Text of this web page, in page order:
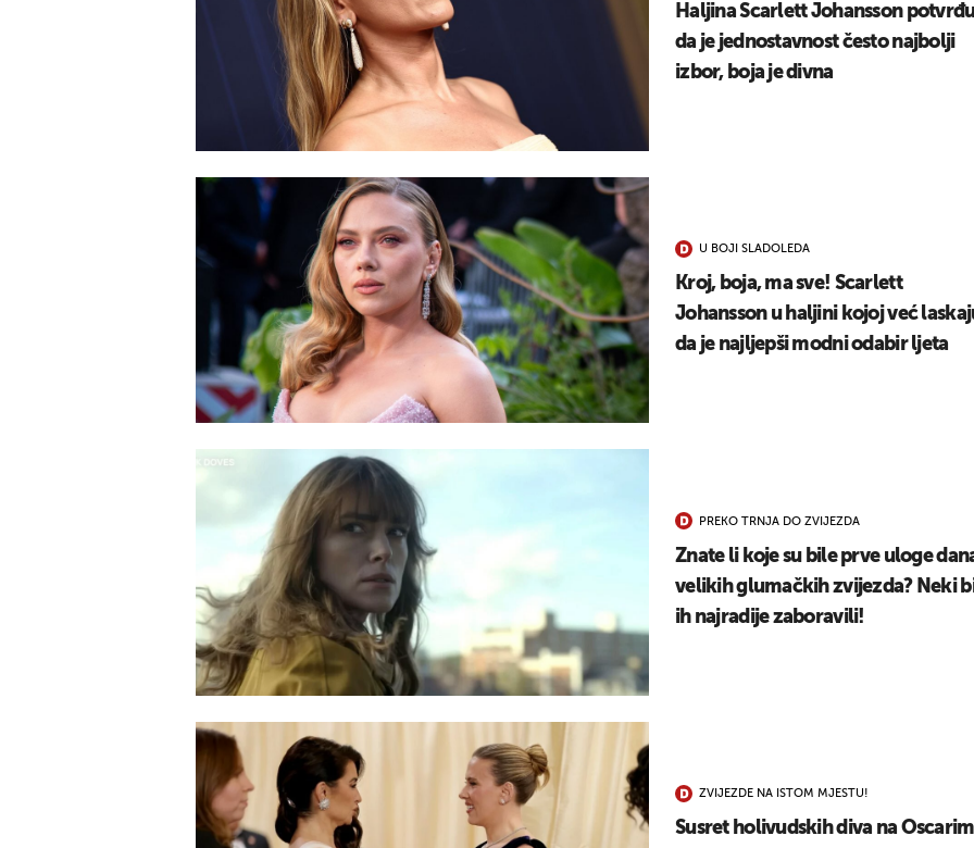
Haljina Scarlett Johansson
da je jednostavnost često najbolji
izbor, boja je divna
U BOJI SLADOLEDA
Kroj, boja, ma sve! Scarlett
Johansson u haljini kojoj već
da je najljepši modni odabir ljeta
PREKO TRNJA DO ZVIJEZDA
Znate li koje su bile prve uloge
velikih glumačkih zvijezda? Neki
ih najradije zaboravili!
ZVIJEZDE NA ISTOM MJESTU!
Susret holivudskih diva na